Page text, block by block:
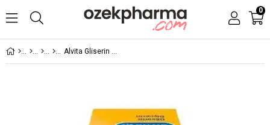
0
Alvita Gliserin 30 gr